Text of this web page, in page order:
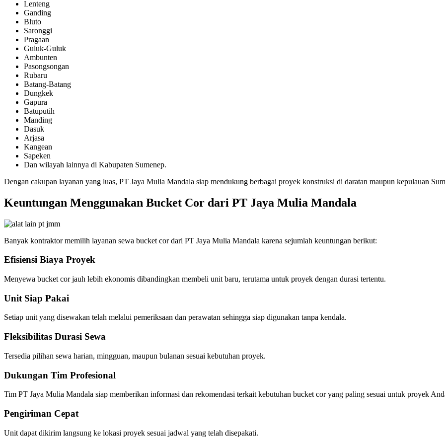
Lenteng
Ganding
Bluto
Saronggi
Pragaan
Guluk-Guluk
Ambunten
Pasongsongan
Rubaru
Batang-Batang
Dungkek
Gapura
Batuputih
Manding
Dasuk
Arjasa
Kangean
Sapeken
Dan wilayah lainnya di Kabupaten Sumenep.
Dengan cakupan layanan yang luas, PT Jaya Mulia Mandala siap mendukung berbagai proyek konstruksi di daratan maupun kepulauan
Keuntungan Menggunakan Bucket Cor dari PT Jaya Mulia Mandala
Banyak kontraktor memilih layanan sewa bucket cor dari PT Jaya Mulia Mandala karena sejumlah keuntungan berikut:
Efisiensi Biaya Proyek
Menyewa bucket cor jauh lebih ekonomis dibandingkan membeli unit baru, terutama untuk proyek dengan durasi tertentu.
Unit Siap Pakai
Setiap unit yang disewakan telah melalui pemeriksaan dan perawatan sehingga siap digunakan tanpa kendala.
Fleksibilitas Durasi Sewa
Tersedia pilihan sewa harian, mingguan, maupun bulanan sesuai kebutuhan proyek.
Dukungan Tim Profesional
Tim PT Jaya Mulia Mandala siap memberikan informasi dan rekomendasi terkait kebutuhan bucket cor yang paling sesuai untuk proyek
Pengiriman Cepat
Unit dapat dikirim langsung ke lokasi proyek sesuai jadwal yang telah disepakati.